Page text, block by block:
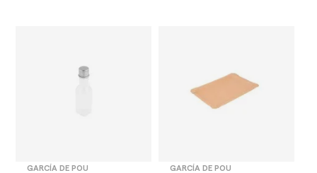
GARCÍA DE POU GARCÍA DE POU